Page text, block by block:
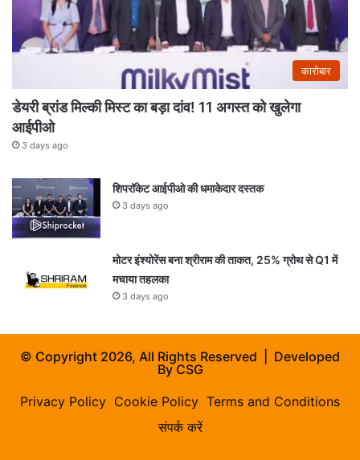
कारोबार
डेयरी ब्रांड मिल्की मिस्ट का बड़ा दांव! 11 अगस्त को खुलेगा
आईपीओ
3 days ago
शिपरॉकेट आईपीओ की धमाकेदार दस्तक
3 days ago
मोटर इंश्योरेंस बना श्रीराम की ताकत, 25% ग्रोथ से Q1 में
मचाया तहलका
3 days ago
© Copyright 2026, All Rights Reserved | Developed
ByCSG
Privacy Policy Cookie Policy Terms and Conditions
संपर्क करें